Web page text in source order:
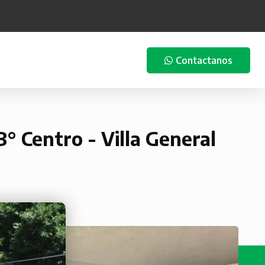
Contactanos
Centro - Villa General